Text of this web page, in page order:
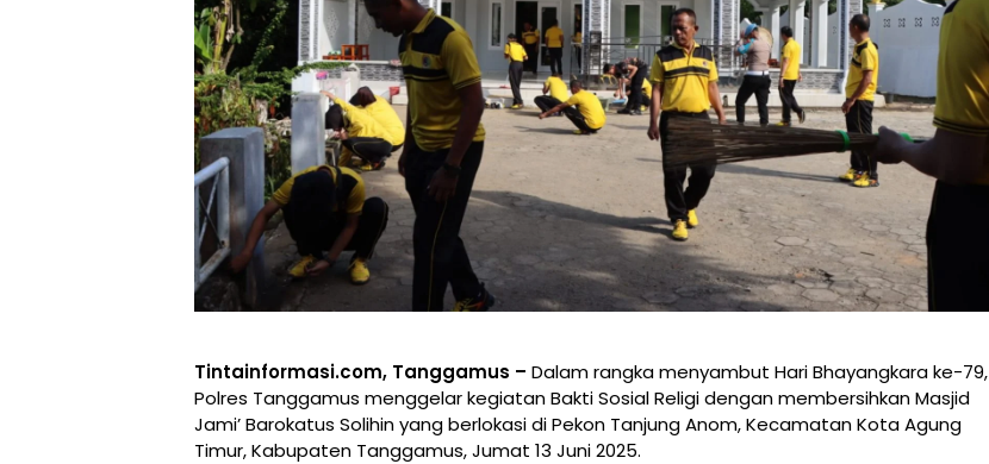
Tintainformasi.com, Tanggamus – Dalam rangka menyambut Hari Bhayangkara ke-79,
Polres Tanggamus menggelar kegiatan Bakti Sosial Religi dengan membersihkan Masjid
Jami’ Barokatus Solihin yang berlokasi di Pekon Tanjung Anom, Kecamatan Kota Agung
Timur, Kabupaten Tanggamus, Jumat 13 Juni 2025.